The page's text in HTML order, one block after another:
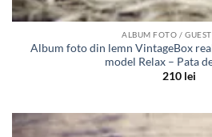
ALBUM FOTO /
Album foto din lemn VintageBox
model Relax – Pata
210 lei